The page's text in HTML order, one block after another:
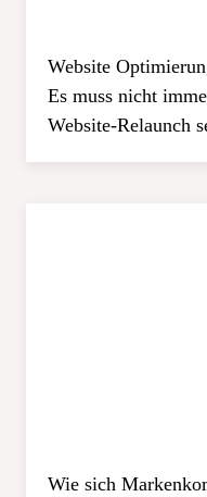
Website
Es muss nicht
Website-Relaunch
Wie sich